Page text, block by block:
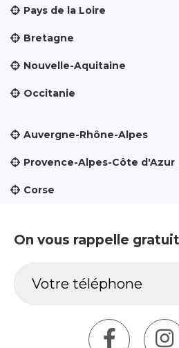
Pays de la Loire
Bretagne
Nouvelle-Aquitaine
Occitanie
Auvergne-Rhône-Alpes
Provence-Alpes-Côte d'Azur
Corse
On vous rappelle